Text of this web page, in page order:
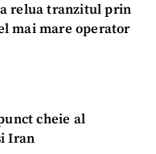
relua tranzitul prin
mai mare operator
cheie al
Iran